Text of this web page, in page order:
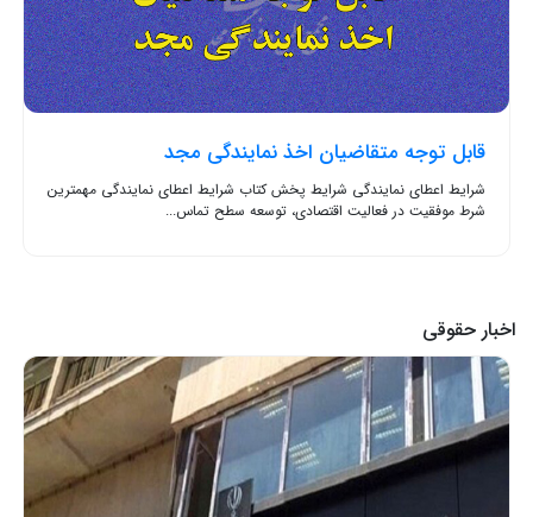
قابل توجه متقاضیان اخذ نمایندگی مجد
شرایط اعطای نمایندگی شرایط پخش کتاب شرایط اعطای نمایندگی مهمترین
شرط موفقیت در فعالیت اقتصادی، توسعه سطح تماس...
اخبار حقوقی